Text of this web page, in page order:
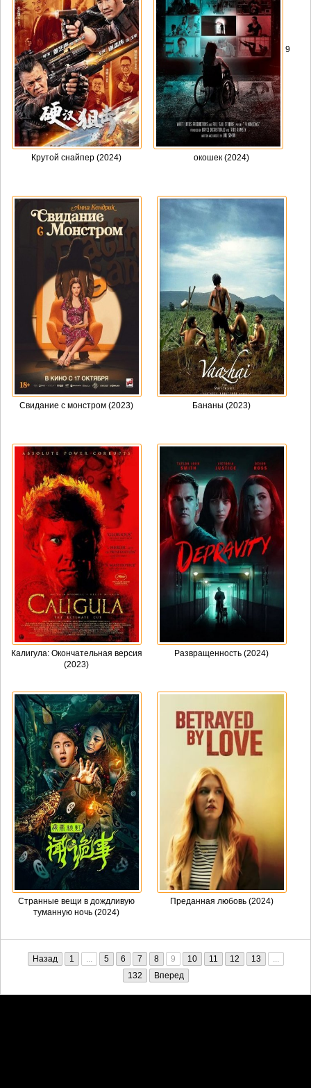
Крутой снайпер (2024)
9
окошек (2024)
Свидание с монстром (2023) Бананы (2023)
Калигула: Окончательная версия
(2023)
Развращенность (2024)
Странные вещи в дождливую
туманную ночь (2024)
Преданная любовь (2024)
Назад 1 ... 5 6 7 8 9 10 11 12 13
...
132
Вперед